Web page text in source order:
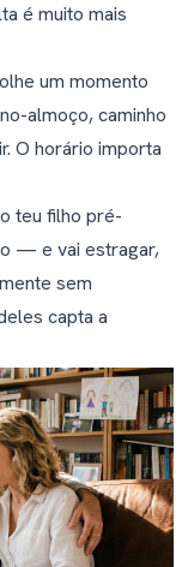
é muito mais
um momento
almoço, caminho
O horário importa
teu filho pré-
— e vai estragar,
sem
capta a